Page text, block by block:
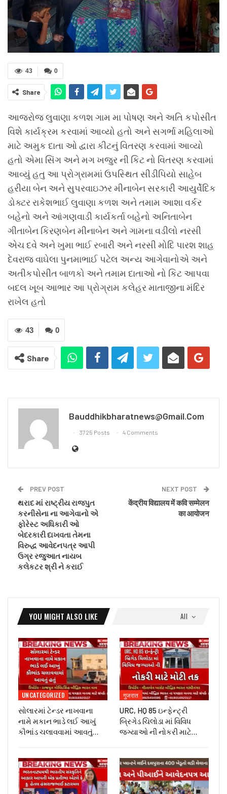
0
43
Share
આજરોજ લુવાણા કળશ ગામ મા પોષણ અને અતિ કપોસીત
વિશે કાર્યક્રમ કરવામાં આવ્યો હતો અને સગર્ભા મહિલાઓ
માટે અમુક દાતા ઓ દ્વારા કીટનું વિતરણ કરવામાં આવ્યો
હતો એમા સિંગ અને મગ ખજુર ની કિટ નો વિતરણ કરવામાં
આવ્યું હતુ આ પ્રોગ્રામમાં ઉપસ્થિત સીડીપિયો સાહેબ
હરીયા બેન અને સુપરવાઇઝર મીનાબેન સરકારી આયુર્વેદિક
ડોક્ટર રાકેશભાઈ લુવાણા કળશ અને તમામ આશા વર્કર
બહેનો અને આંગણવાડી કાર્યકર્તા બહેનો અનિતાબેન
ગીતાબેન કિરણબેન મીનાબેન અને ગામના વડીલો નરસી
એચ દવે અને ખુમા ભાઈ રબારી અને નરસી મોદિ પારશ શાહ
દેવરાજ વાઘેલા પુનમાભાઈ પટેલ અન્ય આગેવાનોએ અને
અતીકપોસીત બાળકો અને તમામ દાતાઓ નો કિટ આપવા
બદલ ખૂબ આભાર આ પ્રોગ્રામ કલેહર માતાજીના મંદિર
રાખેલ હતો
0
43
Share
Bauddhikbharatnews@gmail.com
3725 Posts 4 Comments
PREV POST
થરાદ માં રાષ્ટ્રીય રાજપુત
કરનીસેના ના આગેવાનો એ
ફોરેસ્ટ અધિકારી ઓ
બેદરકારી દાખવતા તેમના
વિરુદ્ધ આવેદનપત્ર આપી
ઉગ્ર રજુઆત નાયબ
કલેકટર શ્રી ને કરાઈ
NEXT POST
केंद्रीय विद्यालय में कवि सम्मेलन
का आयोजन
All
YOU MIGHT ALSO LIKE
UNCATEGORIZED
સોલારમાં ટેન્ડર નાખવાના
નામે મકાન ભાડે લઈ આખું
કૌભાંડ ચલાવવામાં આવતું…
गुजरात
URC, HQ 85 ઇન્ફેન્ટ્રી
બ્રિગેડ ચિલોડા માં વિવિધ
જગ્યાઓ ની નોકરી માટે…